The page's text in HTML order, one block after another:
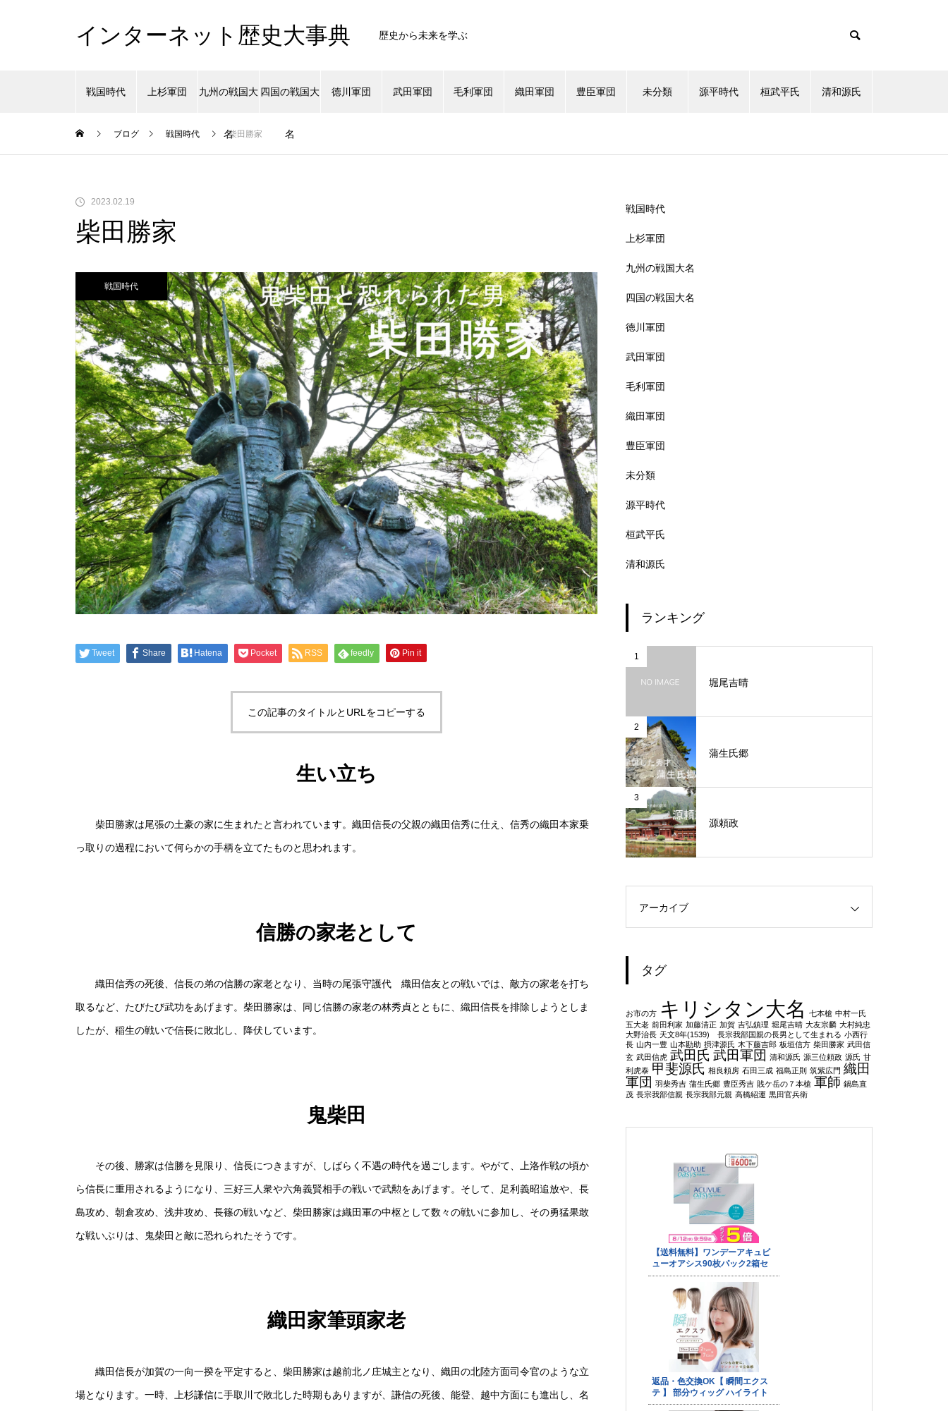
インターネット歴史大事典 歴史から未来を学ぶ
戦国時代 上杉軍団 九州の戦国大
名
四国の戦国大
名
徳川軍団 武田軍団 毛利軍団 織田軍団 豊臣軍団 未分類 源平時代 桓武平氏 清和源氏
ブログ 戦国時代 柴田勝家
2023.02.19
柴田勝家
戦国時代
Tweet Share Hatena Pocket RSS feedly Pin it
この記事のタイトルとURLをコピーする
生い立ち
柴田勝家は尾張の土豪の家に生まれたと言われています。織田信長の父親の織田信秀に仕え、信秀の織田本家乗
っ取りの過程において何らかの手柄を立てたものと思われます。
信勝の家老として
織田信秀の死後、信長の弟の信勝の家老となり、当時の尾張守護代 織田信友との戦いでは、敵方の家老を打ち
取るなど、たびたび武功をあげます。柴田勝家は、同じ信勝の家老の林秀貞とともに、織田信長を排除しようとしま
したが、稲生の戦いで信長に敗北し、降伏しています。
鬼柴田
その後、勝家は信勝を見限り、信長につきますが、しばらく不遇の時代を過ごします。やがて、上洛作戦の頃か
ら信長に重用されるようになり、三好三人衆や六角義賢相手の戦いで武勲をあげます。そして、足利義昭追放や、長
島攻め、朝倉攻め、浅井攻め、長篠の戦いなど、柴田勝家は織田軍の中枢として数々の戦いに参加し、その勇猛果敢
な戦いぶりは、鬼柴田と敵に恐れられたそうです。
織田家筆頭家老
織田信長が加賀の一向一揆を平定すると、柴田勝家は越前北ノ庄城主となり、織田の北陸方面司令官のような立
場となります。一時、上杉謙信に手取川で敗北した時期もありますが、謙信の死後、能登、越中方面にも進出し、名
戦国時代
上杉軍団
九州の戦国大名
四国の戦国大名
徳川軍団
武田軍団
毛利軍団
織田軍団
豊臣軍団
未分類
源平時代
桓武平氏
清和源氏
ランキング
1
堀尾吉晴
2
蒲生氏郷
3
源頼政
アーカイブ
タグ
お市の方 キリシタン大名 七本槍 中村一氏
五大老 前田利家 加藤清正 加賀 吉弘鎮理 堀尾吉晴 大友宗麟 大村純忠
大野治長 天文8年(1539) 長宗我部国親の長男として生まれる 小西行
長 山内一豊 山本勘助 摂津源氏 木下藤吉郎 板垣信方 柴田勝家 武田信
玄 武田信虎 武田氏 武田軍団 清和源氏 源三位頼政 源氏 甘
利虎泰 甲斐源氏 相良頼房 石田三成 福島正則 筑紫広門 織田
軍団 羽柴秀吉 蒲生氏郷 豊臣秀吉 賎ケ岳の７本槍 軍師 鍋島直
茂 長宗我部信親 長宗我部元親 高橋紹運 黒田官兵衛